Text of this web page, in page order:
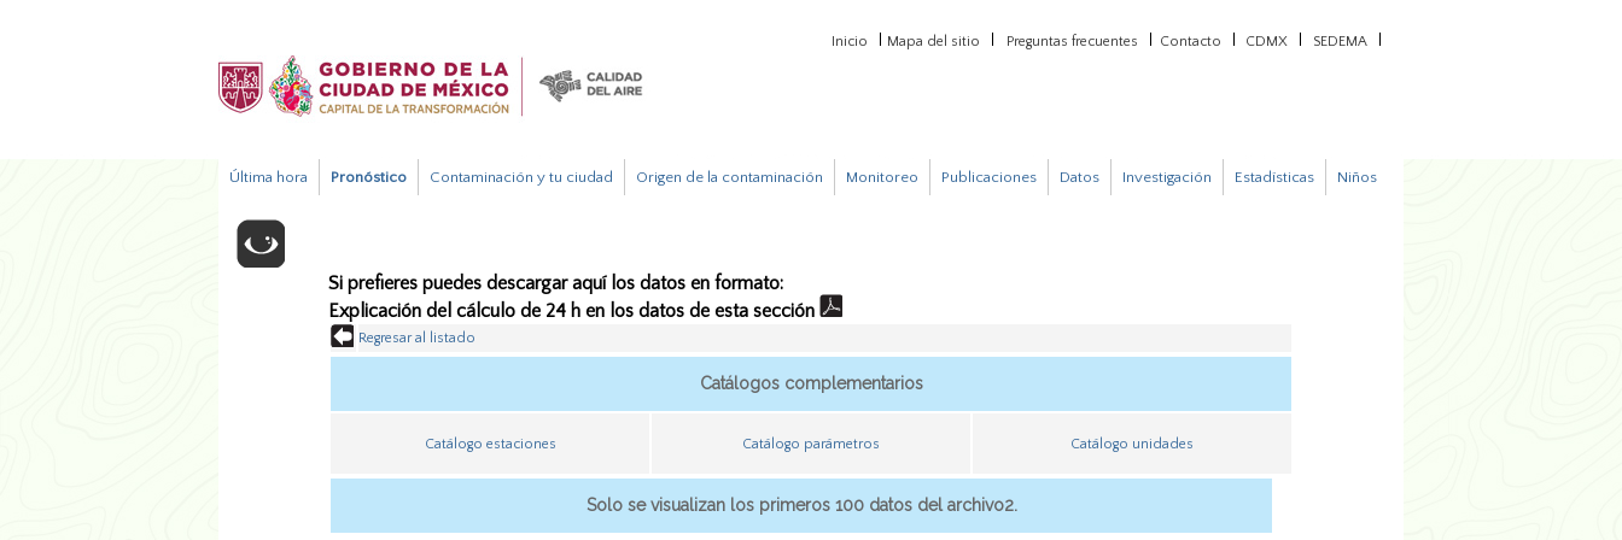
Inicio Mapa del sitio Preguntas frecuentes Contacto CDMX SEDEMA
Última hora Pronóstico Contaminación y tu ciudad Origen de la contaminación Monitoreo Publicaciones Datos Investigación Estadísticas Niños
Si prefieres puedes descargar aquí los datos en formato:
Explicación del cálculo de 24 h en los datos de esta sección
Regresar al listado
Catálogos complementarios
Catálogo estaciones Catálogo parámetros Catálogo unidades
Solo se visualizan los primeros 100 datos del archivo2.